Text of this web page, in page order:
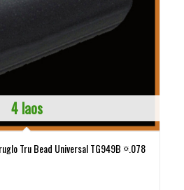
4 laos
Tru Bead Universal TG949B ¤.078